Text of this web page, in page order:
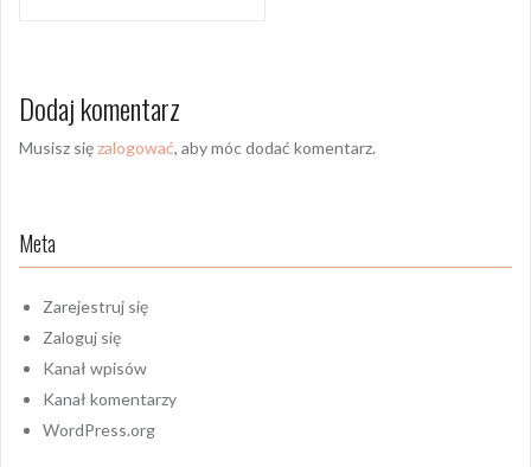
Dodaj komentarz
Musisz sięzalogować, aby móc dodać komentarz.
Meta
Zarejestruj się
Zaloguj się
Kanał wpisów
Kanał komentarzy
WordPress.org